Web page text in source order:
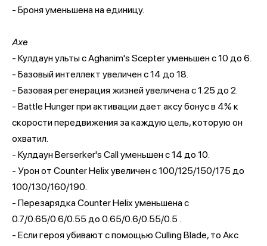
- Броня уменьшена на единицу.
Axe
- Кулдаун ульты с Aghanim's Scepter уменьшен с 10 до 6.
- Базовый интеллект увеличен с 14 до 18.
- Базовая регенерация жизней увеличена с 1.25 до 2.
- Battle Hunger при активации дает аксу бонус в 4% к
скорости передвижения за каждую цель, которую он
охватил.
- Кулдаун Berserker's Call уменьшен с 14 до 10.
- Урон от Counter Helix увеличен с 100/125/150/175 до
100/130/160/190.
- Перезарядка Counter Helix уменьшена с
0.7/0.65/0.6/0.55 до 0.65/0.6/0.55/0.5 .
- Если героя убивают с помощью Culling Blade, то Акс